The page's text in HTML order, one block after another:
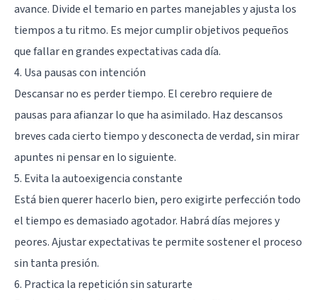
avance. Divide el temario en partes manejables y ajusta los
tiempos a tu ritmo. Es mejor cumplir objetivos pequeños
que fallar en grandes expectativas cada día.
4. Usa pausas con intención
Descansar no es perder tiempo. El cerebro requiere de
pausas para afianzar lo que ha asimilado. Haz descansos
breves cada cierto tiempo y desconecta de verdad, sin mirar
apuntes ni pensar en lo siguiente.
5. Evita la autoexigencia constante
Está bien querer hacerlo bien, pero exigirte perfección todo
el tiempo es demasiado agotador. Habrá días mejores y
peores. Ajustar expectativas te permite sostener el proceso
sin tanta presión.
6. Practica la repetición sin saturarte